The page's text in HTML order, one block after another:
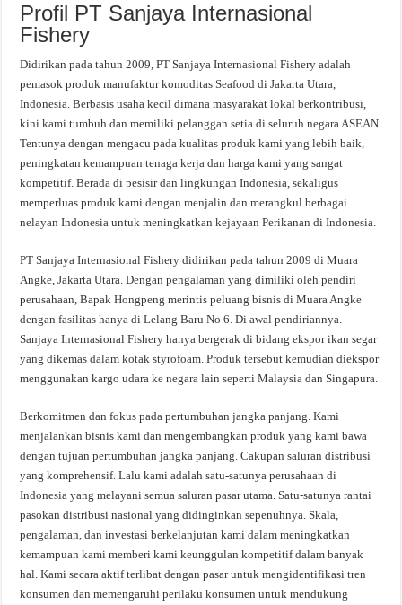
Profil PT Sanjaya Internasional
Fishery
Didirikan pada tahun 2009, PT Sanjaya Internasional Fishery adalah
pemasok produk manufaktur komoditas Seafood di Jakarta Utara,
Indonesia. Berbasis usaha kecil dimana masyarakat lokal berkontribusi,
kini kami tumbuh dan memiliki pelanggan setia di seluruh negara ASEAN.
Tentunya dengan mengacu pada kualitas produk kami yang lebih baik,
peningkatan kemampuan tenaga kerja dan harga kami yang sangat
kompetitif. Berada di pesisir dan lingkungan Indonesia, sekaligus
memperluas produk kami dengan menjalin dan merangkul berbagai
nelayan Indonesia untuk meningkatkan kejayaan Perikanan di Indonesia.
PT Sanjaya Internasional Fishery didirikan pada tahun 2009 di Muara
Angke, Jakarta Utara. Dengan pengalaman yang dimiliki oleh pendiri
perusahaan, Bapak Hongpeng merintis peluang bisnis di Muara Angke
dengan fasilitas hanya di Lelang Baru No 6. Di awal pendiriannya.
Sanjaya Internasional Fishery hanya bergerak di bidang ekspor ikan segar
yang dikemas dalam kotak styrofoam. Produk tersebut kemudian diekspor
menggunakan kargo udara ke negara lain seperti Malaysia dan Singapura.
Berkomitmen dan fokus pada pertumbuhan jangka panjang. Kami
menjalankan bisnis kami dan mengembangkan produk yang kami bawa
dengan tujuan pertumbuhan jangka panjang. Cakupan saluran distribusi
yang komprehensif. Lalu kami adalah satu-satunya perusahaan di
Indonesia yang melayani semua saluran pasar utama. Satu-satunya rantai
pasokan distribusi nasional yang didinginkan sepenuhnya. Skala,
pengalaman, dan investasi berkelanjutan kami dalam meningkatkan
kemampuan kami memberi kami keunggulan kompetitif dalam banyak
hal. Kami secara aktif terlibat dengan pasar untuk mengidentifikasi tren
konsumen dan memengaruhi perilaku konsumen untuk mendukung